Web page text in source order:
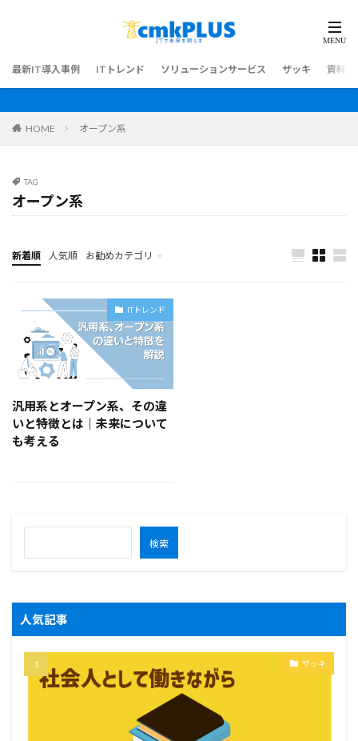
最新IT導入事例 ITトレンド ソリューションサービス ザッキ 資料ダ
HOME オープン系
TAG
オープン系
新着順 人気順 お勧めカテゴリ
最新IT導入事例
ITトレンド
汎用系とオープン系、その違
いと特徴とは｜未来について
も考える
検索
人気記事
ザッキ